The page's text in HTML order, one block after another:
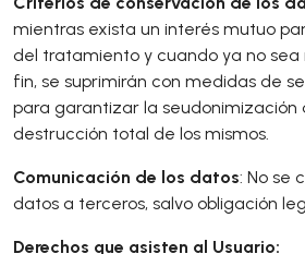
mientras exista un interés mutuo
del tratamiento y cuando ya no
fin, se suprimirán con medidas de
para garantizar la seudonimización
destrucción total de los mismos.
Comunicación de los datos: No se
datos a terceros, salvo obligación
Derechos que asisten al Usuario: